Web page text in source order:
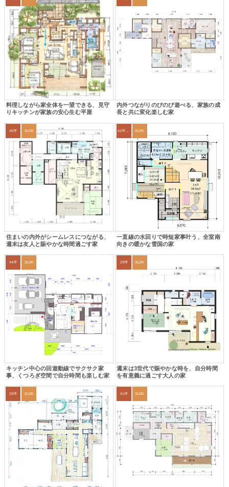
料理しながら家全体を一望できる、見守
りキッチンが家族の安心生む平屋
内外つながりのびのび遊べる、家族の成
長と共に変化楽しむ家
45坪 3LDK
住まいの内外がシームレスにつながる、
週末は友人と賑やかな時間過ごす家
42坪～45坪 2LDK
一直線の水回りで時短家事叶う、全室南
向きの暖かな雪国の家
44坪 3LDK
キッチン中心の回遊動線でサクサク家
事、くつろぎ空間で自分時間も楽しむ家
29坪 3LDK
週末は3世代で賑やかな時を、自分時間
を有意義に過ごす大人の家
33坪 2LDK 41坪 3LDK